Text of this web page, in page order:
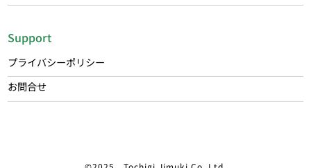
Support
プライバシーポリシー
お問合せ